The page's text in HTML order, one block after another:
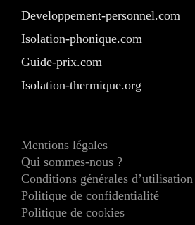
Developpement-personnel.com
Isolation-phonique.com
Guide-prix.com
Isolation-thermique.org
Mentions légales
Qui sommes-nous ?
Conditions générales
Politique de confidentialité
Politique de cookies